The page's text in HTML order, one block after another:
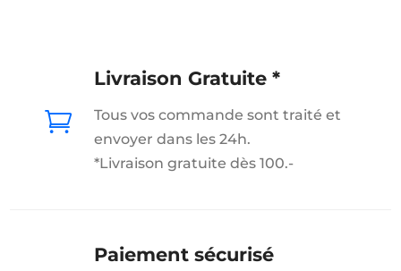

Livraison Gratuite *
Tous vos commande sont traité et
envoyer dans les 24h.
*Livraison gratuite dès 100.-
Paiement sécurisé